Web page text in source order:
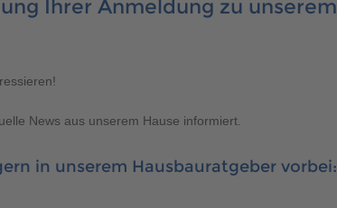
Ihrer Anmeldung zu unserem
News aus unserem Hause informiert.
in unserem Hausbauratgeber vorbei: